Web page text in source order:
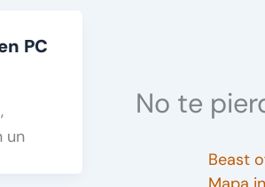
PC
un
No te
Beast